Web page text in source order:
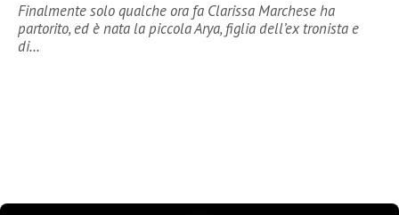
Finalmente solo qualche ora fa Clarissa Marchese ha
partorito, ed è nata la piccola Arya, figlia dell’ex tronista e
di…